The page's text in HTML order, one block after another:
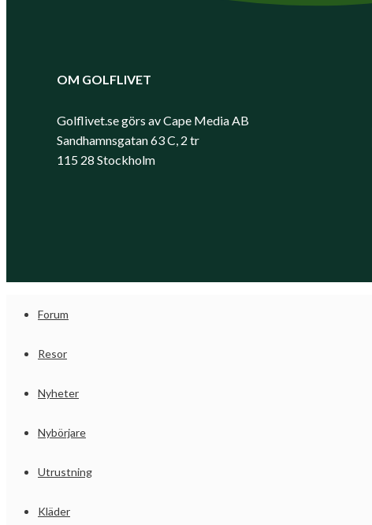
OM GOLFLIVET
Golflivet.se görs av Cape Media AB
Sandhamnsgatan 63 C, 2 tr
115 28 Stockholm
Forum
Resor
Nyheter
Nybörjare
Utrustning
Kläder